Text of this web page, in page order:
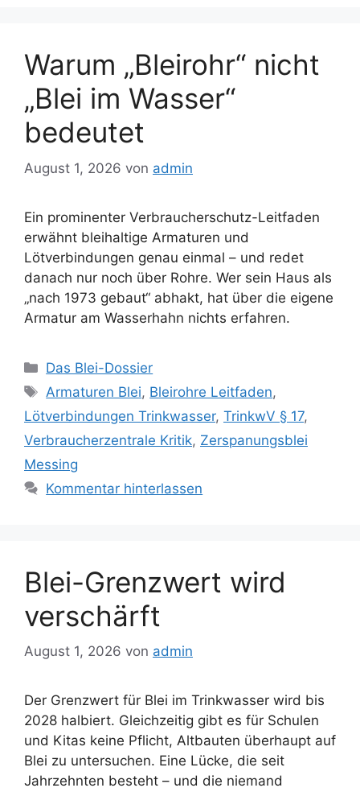
Warum „Bleirohr“ nicht
„Blei im Wasser“
bedeutet
August 1, 2026 von admin
Ein prominenter Verbraucherschutz-Leitfaden
erwähnt bleihaltige Armaturen und
Lötverbindungen genau einmal – und redet
danach nur noch über Rohre. Wer sein Haus als
„nach 1973 gebaut“ abhakt, hat über die eigene
Armatur am Wasserhahn nichts erfahren.
Kategorien
Das Blei-Dossier
Schlagwörter
Armaturen Blei, Bleirohre Leitfaden,
Lötverbindungen Trinkwasser, TrinkwV § 17,
Verbraucherzentrale Kritik, Zerspanungsblei
Messing
Kommentar hinterlassen
Blei-Grenzwert wird
verschärft
August 1, 2026 von admin
Der Grenzwert für Blei im Trinkwasser wird bis
2028 halbiert. Gleichzeitig gibt es für Schulen
und Kitas keine Pflicht, Altbauten überhaupt auf
Blei zu untersuchen. Eine Lücke, die seit
Jahrzehnten besteht – und die niemand